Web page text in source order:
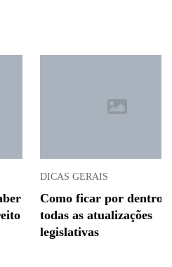
DICAS GERAIS
Como ficar por dentro
todas as atualizações
legislativas